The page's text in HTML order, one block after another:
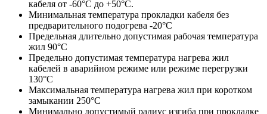
кабеля от -60°С до +50°С.
Минимальная температура прокладки кабеля без
предварительного подогрева -20°С
Предельная длительно допустимая рабочая температура
жил 90°С
Предельно допустимая температура нагрева жил
кабелей в аварийном режиме или режиме перегрузки
130°С
Максимальная температура нагрева жил при коротком
замыкании 250°С
Минимально допустимый радиус изгиба при прокладке